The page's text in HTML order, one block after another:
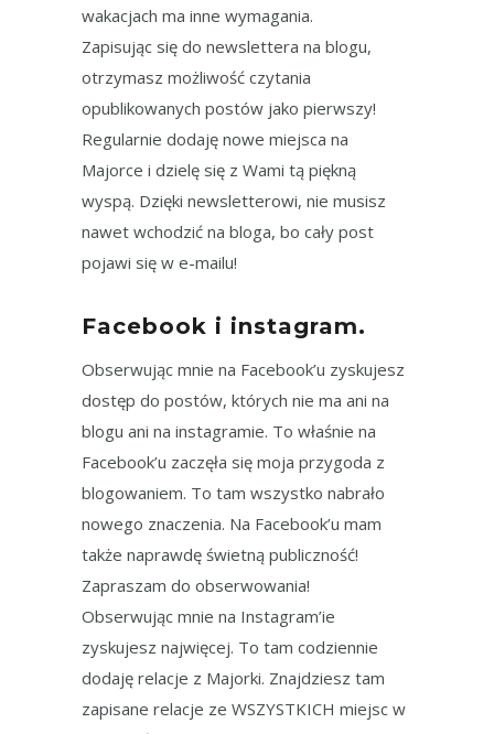
wakacjach ma inne wymagania.
Zapisując się do newslettera na blogu,
otrzymasz możliwość czytania
opublikowanych postów jako pierwszy!
Regularnie dodaję nowe miejsca na
Majorce i dzielę się z Wami tą piękną
wyspą. Dzięki newsletterowi, nie musisz
nawet wchodzić na bloga, bo cały post
pojawi się w e-mailu!
Facebook i instagram.
Obserwując mnie na Facebook’u zyskujesz
dostęp do postów, których nie ma ani na
blogu ani na instagramie. To właśnie na
Facebook’u zaczęła się moja przygoda z
blogowaniem. To tam wszystko nabrało
nowego znaczenia. Na Facebook’u mam
także naprawdę świetną publiczność!
Zapraszam do obserwowania!
Obserwując mnie na Instagram’ie
zyskujesz najwięcej. To tam codziennie
dodaję relacje z Majorki. Znajdziesz tam
zapisane relacje ze WSZYSTKICH miejsc w